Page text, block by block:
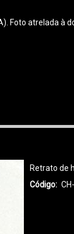
Foto atrelada à
Retrato de
Código